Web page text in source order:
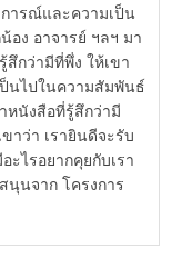
ารณ์และความเป็น
อง อาจารย์ ฯลฯ มา
สึกว่ามีที่พึ่ง ให้เขา
นไปในความสัมพันธ์
หนังสือที่รู้สึกว่ามี
าว่า เรายินดีจะรับ
ะไรอยากคุยกับเรา
นุนจาก โครงการ